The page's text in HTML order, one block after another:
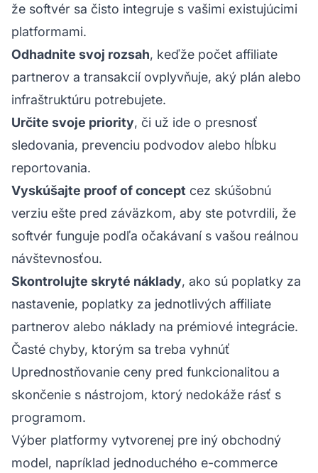
že softvér sa čisto integruje s vašimi existujúcimi
platformami.
Odhadnite svoj rozsah, keďže počet affiliate
partnerov a transakcií ovplyvňuje, aký plán alebo
infraštruktúru potrebujete.
Určite svoje priority, či už ide o presnosť
sledovania, prevenciu podvodov alebo hĺbku
reportovania.
Vyskúšajte proof of concept cez skúšobnú
verziu ešte pred záväzkom, aby ste potvrdili, že
softvér funguje podľa očakávaní s vašou reálnou
návštevnosťou.
Skontrolujte skryté náklady, ako sú poplatky za
nastavenie, poplatky za jednotlivých affiliate
partnerov alebo náklady na prémiové integrácie.
Časté chyby, ktorým sa treba vyhnúť
Uprednostňovanie ceny pred funkcionalitou a
skončenie s nástrojom, ktorý nedokáže rásť s
programom.
Výber platformy vytvorenej pre iný obchodný
model, napríklad jednoduchého e-commerce